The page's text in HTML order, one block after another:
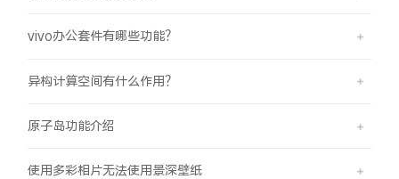
vivo办公套件有哪些功能？
异构计算空间有什么作用？
原子岛功能介绍
使用多彩相片无法使用景深壁纸